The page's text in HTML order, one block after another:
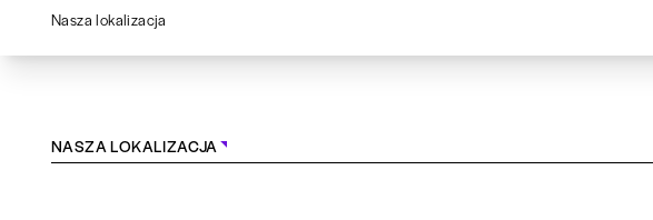
Nasza lokalizacja
NASZA LOKALIZACJA